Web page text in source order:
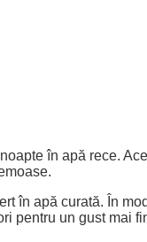
în apă rece.
în apă curată. În
pentru un gust mai